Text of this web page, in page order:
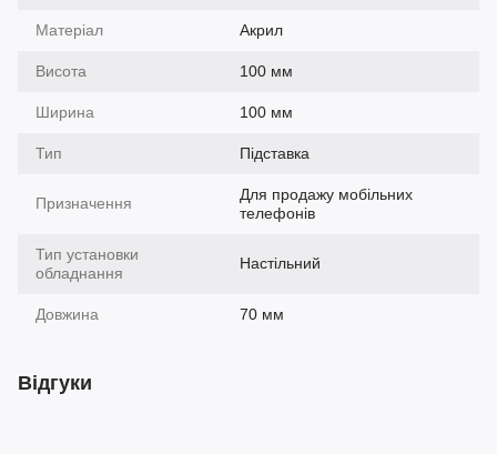
Матеріал Акрил
Висота 100 мм
Ширина 100 мм
Тип Підставка
Призначення
Для продажу мобільних
телефонів
Тип установки
обладнання
Настільний
Довжина 70 мм
Відгуки